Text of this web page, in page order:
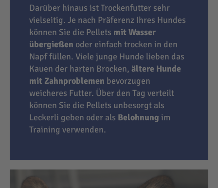
Darüber hinaus ist Trockenfutter sehr
vielseitig. Je nach Präferenz Ihres Hundes
können Sie die Pellets mit Wasser
übergießen oder einfach trocken in den
Napf füllen. Viele junge Hunde lieben das
Kauen der harten Brocken, ältere Hunde
mit Zahnproblemen bevorzugen
weicheres Futter. Über den Tag verteilt
können Sie die Pellets unbesorgt als
Leckerli geben oder als Belohnung im
Training verwenden.